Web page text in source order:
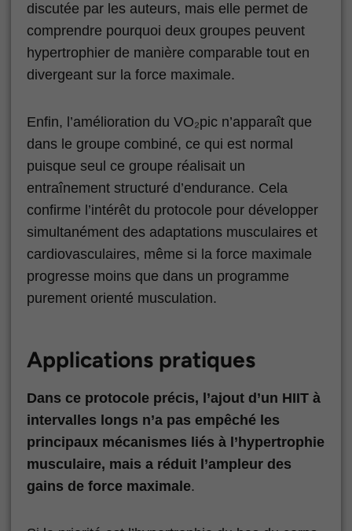
discutée par les auteurs, mais elle permet de
comprendre pourquoi deux groupes peuvent
hypertrophier de manière comparable tout en
divergeant sur la force maximale.
Enfin, l’amélioration du VO₂pic n’apparaît que
dans le groupe combiné, ce qui est normal
puisque seul ce groupe réalisait un
entraînement structuré d’endurance. Cela
confirme l’intérêt du protocole pour développer
simultanément des adaptations musculaires et
cardiovasculaires, même si la force maximale
progresse moins que dans un programme
purement orienté musculation.
Applications pratiques
Dans ce protocole précis, l’ajout d’un HIIT à
intervalles longs n’a pas empêché les
principaux mécanismes liés à l’hypertrophie
musculaire, mais a réduit l’ampleur des
gains de force maximale.